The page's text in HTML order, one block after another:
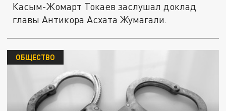
Касым-Жомарт Токаев заслушал доклад
главы Антикора Асхата Жумагали.
ОБЩЕСТВО